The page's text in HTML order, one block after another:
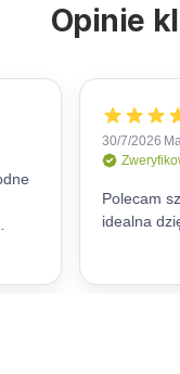
Opinie